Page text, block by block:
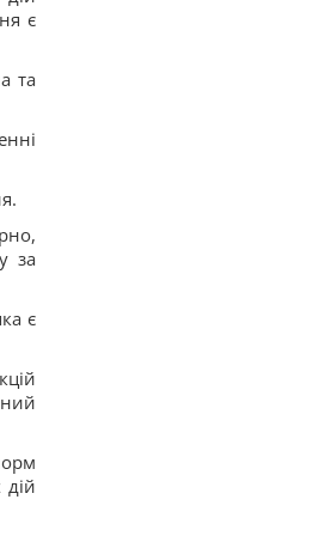
є
та
за
є